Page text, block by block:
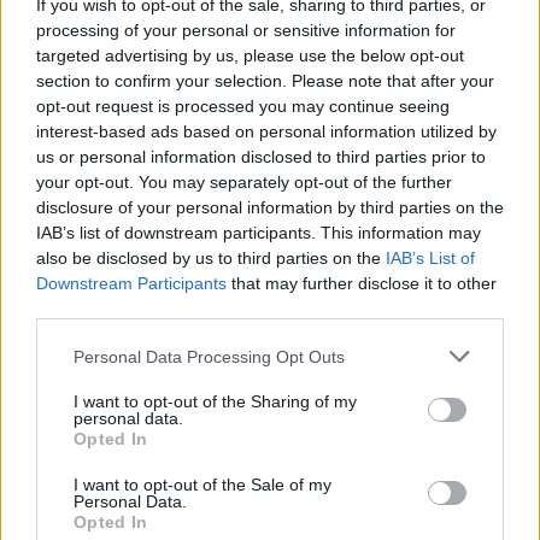
If you wish to opt-out of the sale, sharing to third parties, or
processing of your personal or sensitive information for
targeted advertising by us, please use the below opt-out
section to confirm your selection. Please note that after your
opt-out request is processed you may continue seeing
interest-based ads based on personal information utilized by
us or personal information disclosed to third parties prior to
your opt-out. You may separately opt-out of the further
disclosure of your personal information by third parties on the
IAB’s list of downstream participants. This information may
also be disclosed by us to third parties on the IAB’s List of
Downstream Participants that may further disclose it to other
Please note that this website/app uses one or more Google
not limited to your visit or usage behaviour. You may click to
grant or deny consent to Google and its third-party tags to
use your data for below specified purposes in below Google
consent section.
Personal Data Processing Opt Outs
I want to opt-out of the Sharing of my
personal data.
Opted In
I want to opt-out of the Sale of my
Personal Data.
Opted In
költeményként izzik a Bárkában.
A rendezés gyermekien ártatlan és minden
hájjal megkent, akár egy albán hegyi rabló
(Nádasdy Kálmán kedves meghatározásával élve).
Rácsodálkozó ártatlanság ölelkezik vasszigorral
kikorbácsolt színházi fondorlatokkal. Hangászkodó
csecsemőktől, dédelgető gügyögésen át, az indulat
elfullasztotta artikulálatlan hördüléseken át, bűvölő
varázsmondókákon, szilaj ricsajig,
koloratúrsikolyokig terjed az előadás hangskálája.
Az ellopott trónkövetelő gyermeksírását elfedik
Kronos figyelme elől a tömegesen zajgó jóakarók:
politikai hangzavart támasztanak: "Vizi baba, tüzi
védj meg minket! / sej-haj, sej-haj" Ahol fülhasogató
a csinált hangzavar: mindig politikai bűntény
Az előadásban Weöres, a költő, Balázs Zoltán, a